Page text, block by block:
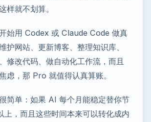
样就不划算。
始用 Codex 或 Claude Code 做真
护网站、更新博客、整理知识库、
修改代码、做自动化工作流，而且
虑，那 Pro 就值得认真算账。
简单：如果 AI 每个月能稳定替你节
上，而且这些时间本来可以转化成内